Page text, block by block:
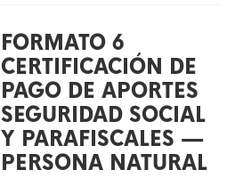
FORMATO 6
CERTIFICACIÓN DE
PAGO DE APORTES
SEGURIDAD SOCIAL
Y PARAFISCALES —
PERSONA NATURAL